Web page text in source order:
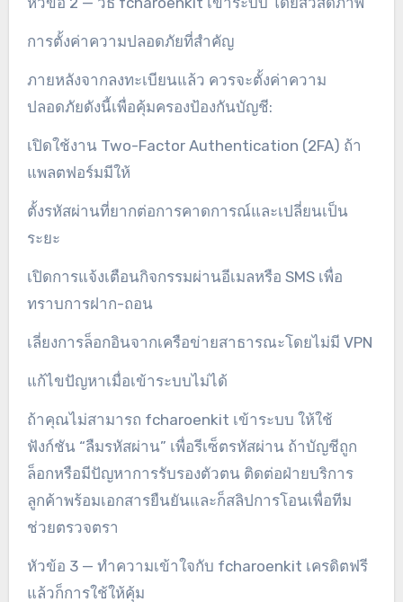
การตั้งค่าความปลอดภัยที่สำคัญ
ภายหลังจากลงทะเบียนแล้ว ควรจะตั้งค่าความ
ปลอดภัยดังนี้เพื่อคุ้มครองป้องกันบัญชี:
เปิดใช้งาน Two-Factor Authentication (2FA) ถ้า
แพลตฟอร์มมีให้
ตั้งรหัสผ่านที่ยากต่อการคาดการณ์และเปลี่ยนเป็น
ระยะ
เปิดการแจ้งเตือนกิจกรรมผ่านอีเมลหรือ SMS เพื่อ
ทราบการฝาก-ถอน
เลี่ยงการล็อกอินจากเครือข่ายสาธารณะโดยไม่มี VPN
แก้ไขปัญหาเมื่อเข้าระบบไม่ได้
ถ้าคุณไม่สามารถ fcharoenkit เข้าระบบ ให้ใช้
ฟังก์ชัน “ลืมรหัสผ่าน” เพื่อรีเซ็ตรหัสผ่าน ถ้าบัญชีถูก
ล็อกหรือมีปัญหาการรับรองตัวตน ติดต่อฝ่ายบริการ
ลูกค้าพร้อมเอกสารยืนยันและก็สลิปการโอนเพื่อทีม
ช่วยตรวจตรา
หัวข้อ 3 — ทำความเข้าใจกับ fcharoenkit เครดิตฟรี
แล้วก็การใช้ให้คุ้ม